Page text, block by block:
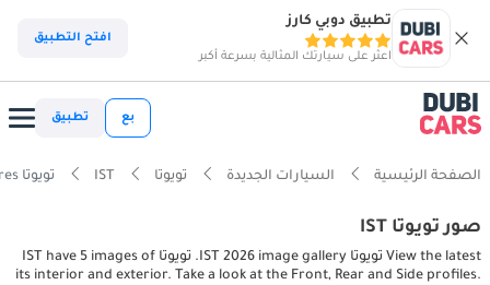
تطبيق دوبي كارز
اعثر على سيارتك المثالية بسرعة أكبر
افتح التطبيق
بع تطبيق
الصفحة الرئيسية السيارات الجديدة تويوتا IST تويوتا IST interior, exterior pictures
صور تويوتا IST
View the latest تويوتا IST 2026 image gallery. تويوتا IST have 5 images of
its interior and exterior. Take a look at the Front, Rear and Side profiles.